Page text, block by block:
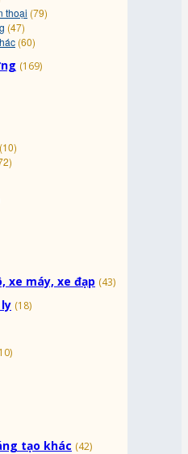
thoại (79)
(47)
(60)
(169)
(10)
xe máy, xe đạp (43)
(18)
tạo khác (42)